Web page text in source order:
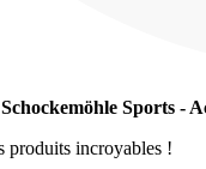
Schockemöhle Sports -
produits incroyables !